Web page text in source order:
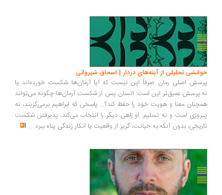
تحلیلی از آینه‌های دردار | اسحاق شیروانی
اصلی رمان صرفاً این نیست که آیا آرمان‌ها شکست خورده‌اند یا
عمیق‌تر این است: انسان پس از شکست آرمان‌ها چگونه می‌تواند
معنا و هویت خود را حفظ کند؟... پاسخی که ابراهیم برمی‌گزیند، نه
است و نه تسلیم. او راهی دیگر را انتخاب می‌کند: پذیرفتن شکست
بدون آنکه به خیانت، گریز از واقعیت یا انکار زندگی پناه ببرد...